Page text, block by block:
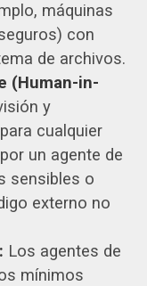
máquinas
con
de archivos.
(Human-in-
y
cualquier
un agente de
sensibles o
externo no
Los agentes de
mínimos